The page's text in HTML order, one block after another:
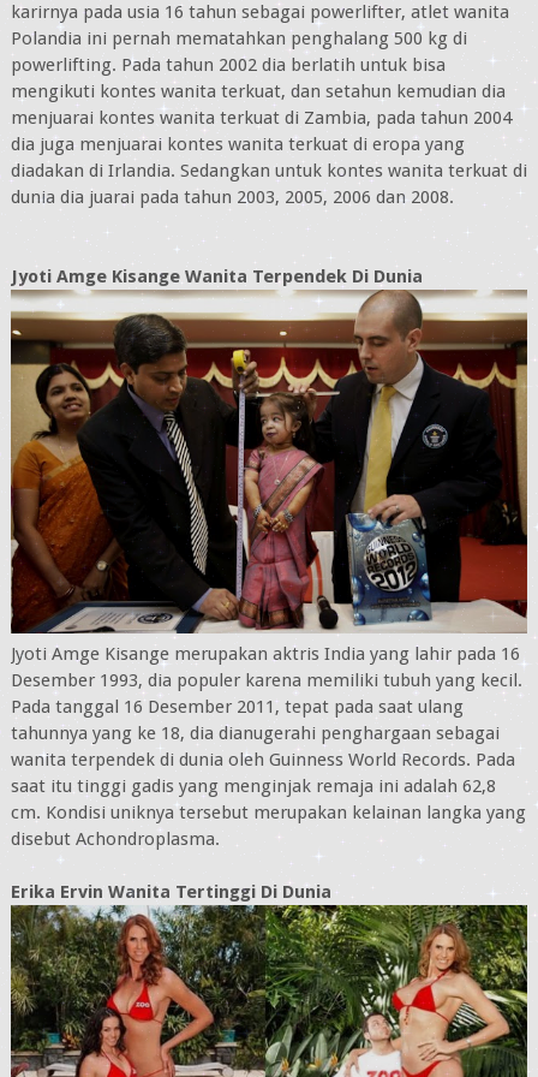
karirnya pada usia 16 tahun sebagai powerlifter, atlet wanita
Polandia ini pernah mematahkan penghalang 500 kg di
powerlifting. Pada tahun 2002 dia berlatih untuk bisa
mengikuti kontes wanita terkuat, dan setahun kemudian dia
menjuarai kontes wanita terkuat di Zambia, pada tahun 2004
dia juga menjuarai kontes wanita terkuat di eropa yang
diadakan di Irlandia. Sedangkan untuk kontes wanita terkuat di
dunia dia juarai pada tahun 2003, 2005, 2006 dan 2008.
Jyoti Amge Kisange Wanita Terpendek Di Dunia
Jyoti Amge Kisange merupakan aktris India yang lahir pada 16
Desember 1993, dia populer karena memiliki tubuh yang kecil.
Pada tanggal 16 Desember 2011, tepat pada saat ulang
tahunnya yang ke 18, dia dianugerahi penghargaan sebagai
wanita terpendek di dunia oleh Guinness World Records. Pada
saat itu tinggi gadis yang menginjak remaja ini adalah 62,8
cm. Kondisi uniknya tersebut merupakan kelainan langka yang
disebut Achondroplasma.
Erika Ervin Wanita Tertinggi Di Dunia